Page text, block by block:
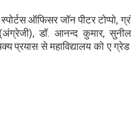
ऑफिसर जॉन पीटर टोप्पो,
(अंग्रेजी), डॉ. आनन्द कुमार,
प्रयास से महाविद्यालय को ए